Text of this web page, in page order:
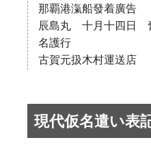
那覇港滊船發着廣告
辰島丸 十月十四日
名護行
古賀元扱木村運送店
現代仮名遣い表